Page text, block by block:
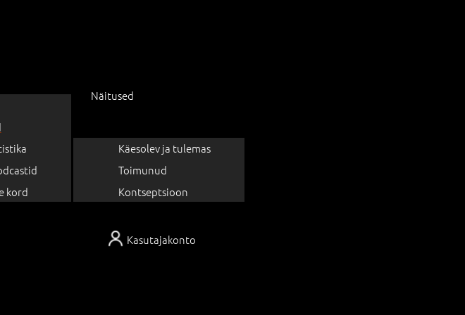
Kasutajakonto
kord
Näitused
Käesolev ja tulemas
Toimunud
Kontseptsioon